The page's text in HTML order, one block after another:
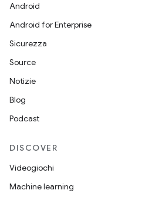
Android
Android for Enterprise
Sicurezza
Source
Notizie
Blog
Podcast
DISCOVER
Videogiochi
Machine learning